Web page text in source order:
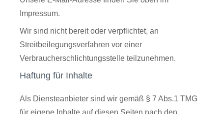
Impressum.
Wir sind nicht bereit oder verpflichtet, an
Streitbeilegungsverfahren vor einer
Verbraucherschlichtungsstelle teilzunehmen.
Haftung für Inhalte
Als Diensteanbieter sind wir gemäß § 7 Abs.1 TMG
für eigene Inhalte auf diesen Seiten nach den